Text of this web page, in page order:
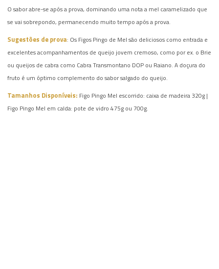
O sabor abre-se após a prova, dominando uma nota a mel caramelizado que
se vai sobrepondo, permanecendo muito tempo após a prova.
Sugestões de prova: Os Figos Pingo de Mel são deliciosos como entrada e
excelentes acompanhamentos de queijo jovem cremoso, como por ex. o Brie
ou queijos de cabra como Cabra Transmontano DOP ou Raiano. A doçura do
fruto é um óptimo complemento do sabor salgado do queijo.
Tamanhos Disponíveis: Figo Pingo Mel escorrido: caixa de madeira 320g |
Figo Pingo Mel em calda: pote de vidro 475g ou 700g.